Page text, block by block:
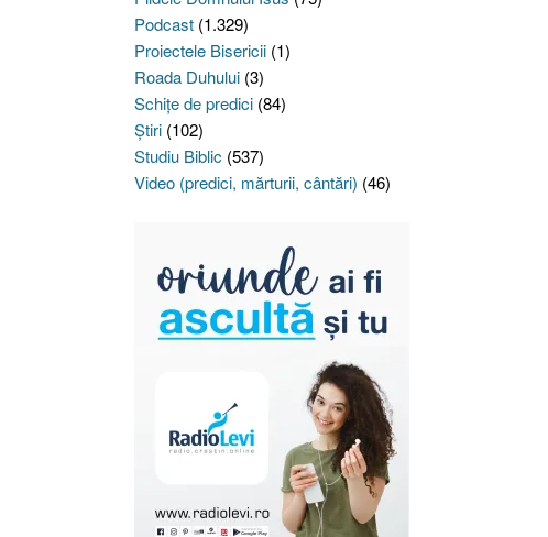
Podcast(1.329)
Proiectele Bisericii(1)
Roada Duhului(3)
Schiţe de predici(84)
Ştiri(102)
Studiu Biblic (537)
Video (predici, mărturii, cântări) (46)